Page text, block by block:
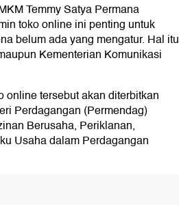
Temmy Satya Permana
toko online ini penting untuk
belum ada yang mengatur. Hal itu
Kementerian Komunikasi
online tersebut akan diterbitkan
Perdagangan (Permendag)
Berusaha, Periklanan,
Usaha dalam Perdagangan